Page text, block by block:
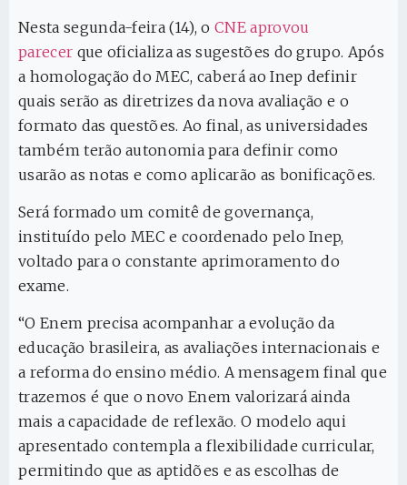
Nesta segunda-feira (14), o CNE aprovou
parecer que oficializa as sugestões do grupo. Após
a homologação do MEC, caberá ao Inep definir
quais serão as diretrizes da nova avaliação e o
formato das questões. Ao final, as universidades
também terão autonomia para definir como
usarão as notas e como aplicarão as bonificações.
Será formado um comitê de governança,
instituído pelo MEC e coordenado pelo Inep,
voltado para o constante aprimoramento do
exame.
“O Enem precisa acompanhar a evolução da
educação brasileira, as avaliações internacionais e
a reforma do ensino médio. A mensagem final que
trazemos é que o novo Enem valorizará ainda
mais a capacidade de reflexão. O modelo aqui
apresentado contempla a flexibilidade curricular,
permitindo que as aptidões e as escolhas de